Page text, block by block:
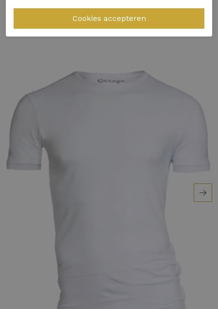
Uni dessin, waardoor het eenvoudig te
combineren is met diverse outfits.
Stretch materiaal voor een comfortabele
pasvorm die zich aanpast aan je lichaam.
Gerelateerde producten